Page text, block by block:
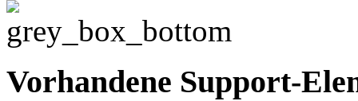
Vorhandene Support-